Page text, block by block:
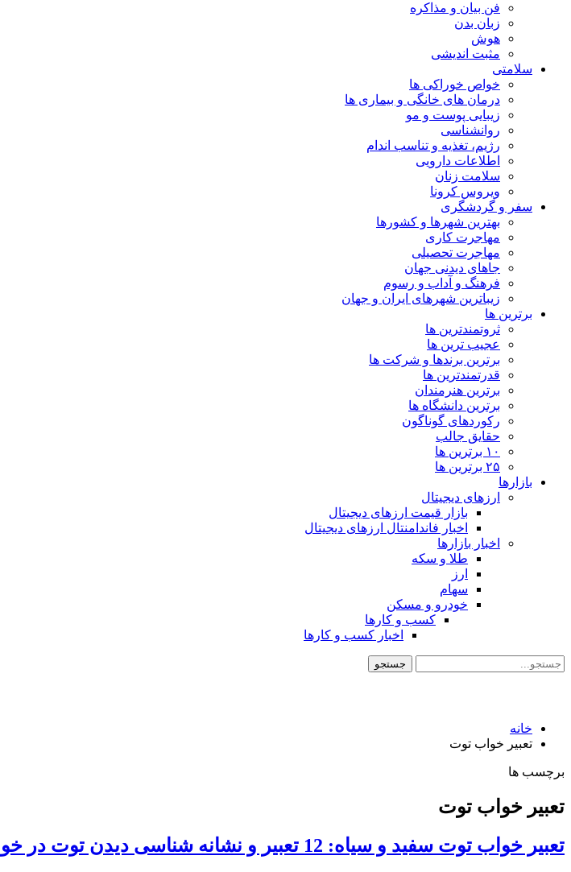
فن بیان و مذاکره
زبان بدن
هوش
مثبت اندیشی
سلامتی
خواص خوراکی ها
درمان های خانگی و بیماری ها
زیبایی پوست و مو
روانشناسی
رژیم، تغذیه و تناسب اندام
اطلاعات دارویی
سلامت زنان
ویروس کرونا
سفر و گردشگری
بهترین شهرها و کشورها
مهاجرت کاری
مهاجرت تحصیلی
جاهای دیدنی جهان
فرهنگ و آداب و رسوم
زیباترین شهرهای ایران و جهان
برترین ها
ثروتمندترین ها
عجیب ترین ها
برترین برندها و شرکت ها
قدرتمندترین ها
برترین هنرمندان
برترین دانشگاه ها
رکوردهای گوناگون
حقایق جالب
۱۰ برترین ها
۲۵ برترین ها
بازارها
ارزهای دیجیتال
بازار قیمت ارزهای دیجیتال
اخبار فاندامنتال ارزهای دیجیتال
اخبار بازارها
طلا و سکه
ارز
سهام
خودرو و مسکن
کسب و کارها
اخبار کسب و کارها
خانه
تعبیر خواب توت
برچسب ها
تعبیر خواب توت
تعبیر خواب توت سفید و سیاه: 12 تعبیر و نشانه شناسی دیدن توت در خواب از نظر معبران